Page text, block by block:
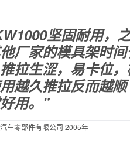
坚固耐用，
厂家的模具架时
拉生涩，易卡位
越久推拉反而越顺
用。”
车零部件有限公司 2005年